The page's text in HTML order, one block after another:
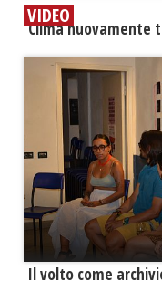
VIDEO
​Clima nuovamente
​Il volto come